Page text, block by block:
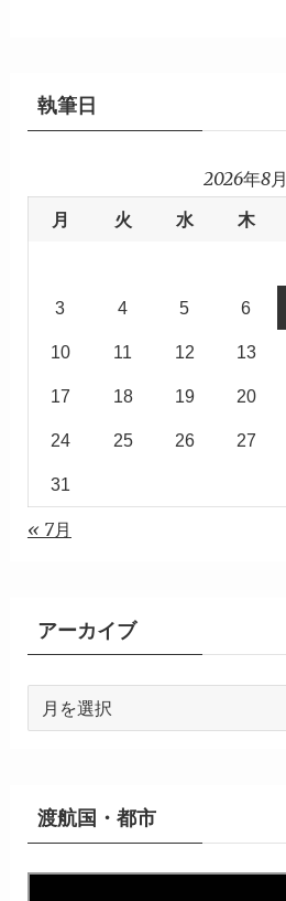
執筆日
2026年8月
月
火 水 木
3 4 5 6
10 11 12 13
17 18 19 20
24 25 26 27
31
« 7月
アーカイブ
ー
ブ
渡航国・都市